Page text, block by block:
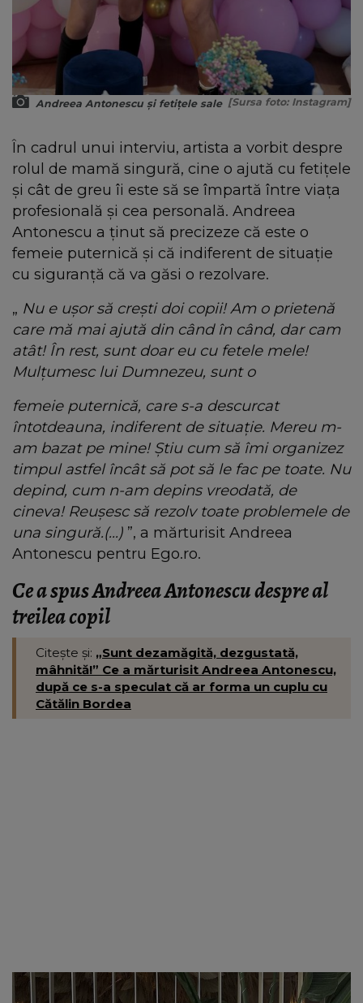
Andreea Antonescu și fetițele sale [Sursa foto: Instagram]
În cadrul unui interviu, artista a vorbit despre
rolul de mamă singură, cine o ajută cu fetițele
și cât de greu îi este să se împartă între viața
profesională și cea personală. Andreea
Antonescu a ținut să precizeze că este o
femeie puternică și că indiferent de situație
cu siguranță că va găsi o rezolvare.
„ Nu e ușor să crești doi copii! Am o prietenă
care mă mai ajută din când în când, dar cam
atât! În rest, sunt doar eu cu fetele mele!
Mulțumesc lui Dumnezeu, sunt o
femeie puternică, care s-a descurcat
întotdeauna, indiferent de situație. Mereu m-
am bazat pe mine! Știu cum să îmi organizez
timpul astfel încât să pot să le fac pe toate. Nu
depind, cum n-am depins vreodată, de
cineva! Reușesc să rezolv toate problemele de
una singură.(...) ”, a mărturisit Andreea
Antonescu pentru Ego.ro.
Ce a spus Andreea Antonescu despre al
treilea copil
Citește și: „Sunt dezamăgită, dezgustată,
mâhnită!” Ce a mărturisit Andreea Antonescu,
după ce s-a speculat că ar forma un cuplu cu
Cătălin Bordea